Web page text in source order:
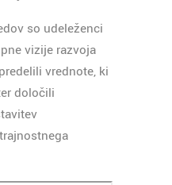
so udeleženci
vizije razvoja
vrednote, ki
določili